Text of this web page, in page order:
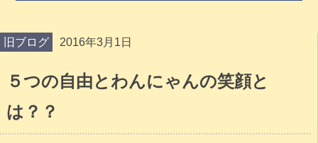
旧ブログ 2016年3月1日
５つの自由とわんにゃんの笑顔と
は？？